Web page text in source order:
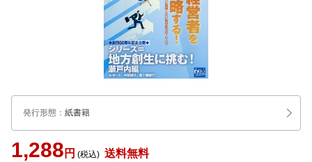
発行形態 ： 紙書籍
1,288 円 (税込) 送料無料